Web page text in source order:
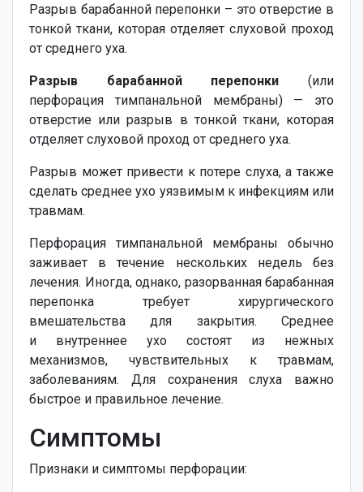
Разрыв барабанной перепонки – это отверстие в
тонкой ткани, которая отделяет слуховой проход
от среднего уха.
Разрыв барабанной перепонки (или
перфорация тимпанальной мембраны) — это
отверстие или разрыв в тонкой ткани, которая
отделяет слуховой проход от среднего уха.
Разрыв может привести к потере слуха, а также
сделать среднее ухо уязвимым к инфекциям или
травмам.
Перфорация тимпанальной мембраны обычно
заживает в течение нескольких недель без
лечения. Иногда, однако, разорванная барабанная
перепонка требует хирургического
вмешательства для закрытия. Среднее
и внутреннее ухо состоят из нежных
механизмов, чувствительных к травмам,
заболеваниям. Для сохранения слуха важно
быстрое и правильное лечение.
Симптомы
Признаки и симптомы перфорации: